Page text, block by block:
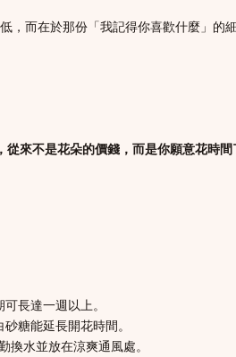
而在於那份「我記得你喜歡什麼」的
從來不是花朵的價錢，而是你願意花時
長達一週以上。
糖能延長開花時間。
水並放在涼爽通風處。